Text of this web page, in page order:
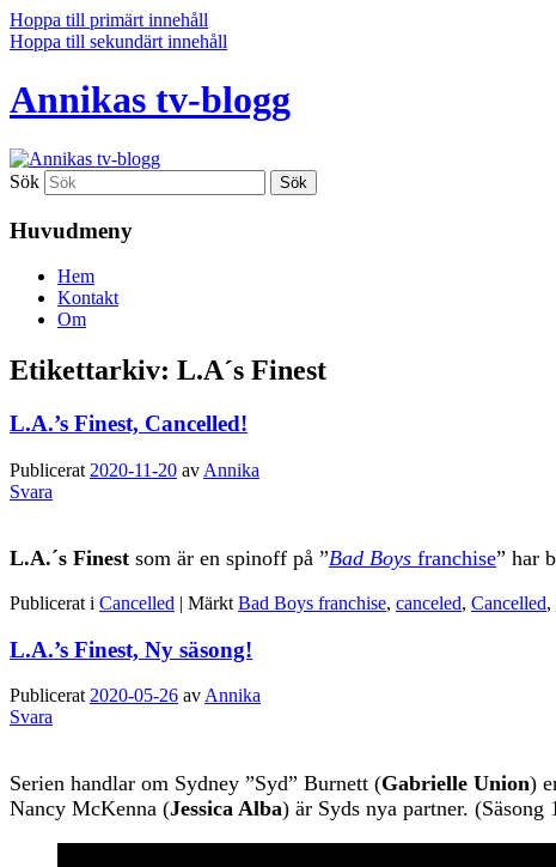
Hoppa till primärt innehåll
Hoppa till sekundärt innehåll
Annikas tv-blogg
Sök
Huvudmeny
Hem
Kontakt
Om
Etikettarkiv: L.A´s Finest
L.A.’s Finest, Cancelled!
Publicerat 2020-11-20 av Annika
Svara
L.A.´s Finest som är en spinoff på ”Bad Boys franchise” har
Publicerat i Cancelled | Märkt Bad Boys franchise, canceled, Cancelled,
L.A.’s Finest, Ny säsong!
Publicerat 2020-05-26 av Annika
Svara
Serien handlar om Sydney ”Syd” Burnett (Gabrielle Union)
Nancy McKenna (Jessica Alba) är Syds nya partner. (Säsong